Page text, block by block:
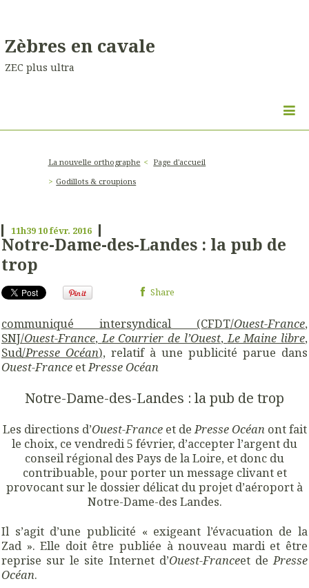
Zèbres en cavale
ZEC plus ultra
La nouvelle orthographe
Page d'accueil
Godillots & croupions
11h3910févr. 2016
Notre-Dame-des-Landes : la pub de
trop
Share
communiqué intersyndical (CFDT/Ouest-France,
SNJ/Ouest-France,Le Courrier de l’Ouest,Le Maine libre,
Sud/Presse Océan), relatif à une publicité parue dans
Ouest-France etPresse Océan
Notre-Dame-des-Landes : la pub de trop
Les directions d’Ouest-Franceet de Presse Océan ont fait
le choix, ce vendredi 5 février, d’accepter l’argent du
conseil régional des Pays de la Loire, et donc du
contribuable, pour porter un message clivant et
provocant sur le dossier délicat du projet d’aéroport à
Notre-Dame-des Landes.
Il s’agit d’une publicité « exigeant l’évacuation de la
Zad ». Elle doit être publiée à nouveau mardi et être
reprise sur le site Internet d’Ouest-Franceet de Presse
Océan.